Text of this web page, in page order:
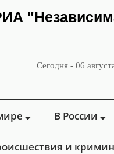
Сегодня - 06
В России
и